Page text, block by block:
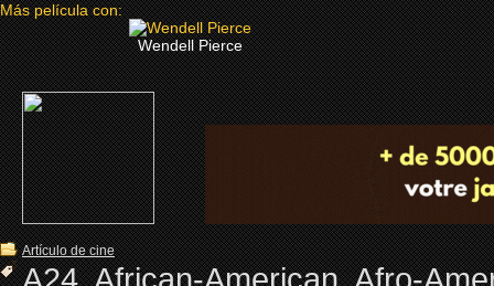
Más película con:
Wendell Pierce
Artículo de cine